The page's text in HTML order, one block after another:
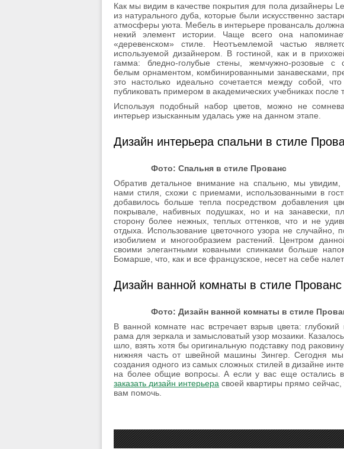
Как мы видим в качестве покрытия для пола дизайнеры
из натурального дуба, которые были искусственно
атмосферы уюта. Мебель в интерьере провансаль должна
некий элемент истории. Чаще всего она
«деревенском» стиле. Неотъемлемой частью
используемой дизайнером. В гостиной, как и в
гамма: бледно-голубые стены, жемчужно-розовые с
белым орнаментом, комбинированными занавесками,
это настолько идеально сочетается между собой,
публиковать примером в академических учебниках после
Используя подобный набор цветов, можно не
интерьер изысканным удалась уже на данном этапе.
Дизайн интерьера спальни в стиле
Фото: Спальня в стиле Прованс
Обратив детальное внимание на спальню, мы увидим,
нами стиля, схожи с приемами, использованными в
добавилось больше тепла посредством добавления
покрывале, набивных подушках, но и на занавески,
сторону более нежных, теплых оттенков, что и не
отдыха. Использование цветочного узора не случайно,
изобилием и многообразием растений. Центром
своими элегантными коваными спинками больше
Бомарше, что, как и все французское, несет на себе налет
Дизайн ванной комнаты в стиле Прованс
Фото: Дизайн ванной комнаты в стиле
В ванной комнате нас встречает взрыв цвета:
рама для зеркала и замысловатый узор мозаики.
шло, взять хотя бы оригинальную подставку под
нижняя часть от швейной машины Зингер. Сегодня
создания одного из самых сложных стилей в дизайне
на более общие вопросы. А если у вас еще остались
заказать дизайн интерьера своей квартиры прямо
вам помочь.